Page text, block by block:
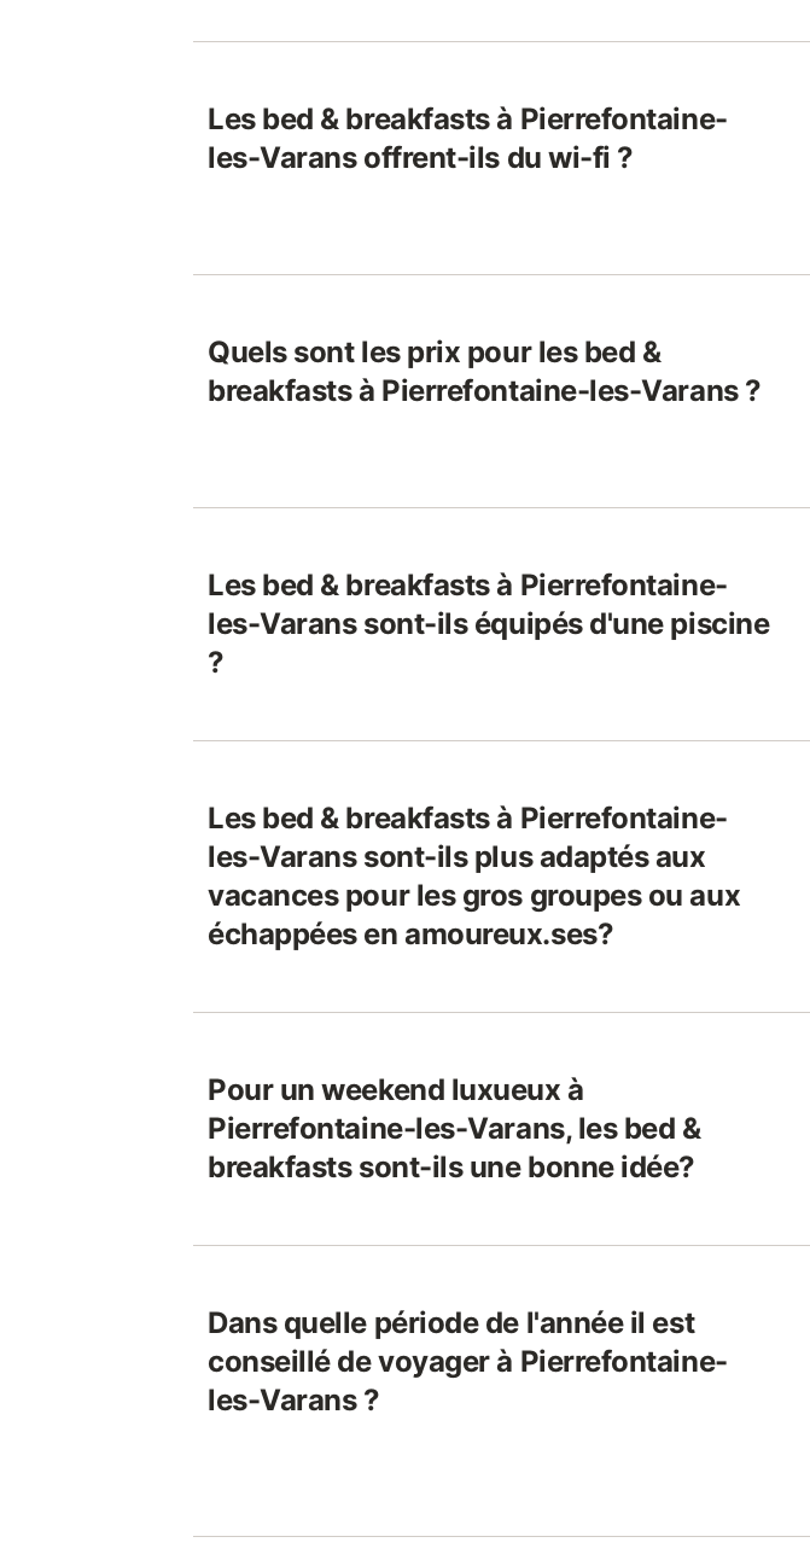
Les bed & breakfasts à Pierrefontaine-
les-Varans offrent-ils du wi-fi ?
Quels sont les prix pour les bed &
breakfasts à Pierrefontaine-les-Varans ?
Les bed & breakfasts à Pierrefontaine-
les-Varans sont-ils équipés d'une piscine
?
Les bed & breakfasts à Pierrefontaine-
les-Varans sont-ils plus adaptés aux
vacances pour les gros groupes ou aux
échappées en amoureux.ses?
Pour un weekend luxueux à
Pierrefontaine-les-Varans, les bed &
breakfasts sont-ils une bonne idée?
Dans quelle période de l'année il est
conseillé de voyager à Pierrefontaine-
les-Varans ?